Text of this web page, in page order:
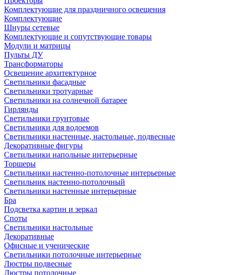
Комплектующие для праздничного освещения
Комплектующие
Шнуры сетевые
Комплектующие и сопутствующие товары
Модули и матрицы
Пульты ДУ
Трансформаторы
Освещение архитектурное
Светильники фасадные
Светильники тротуарные
Светильники на солнечной батарее
Гирлянды
Светильники грунтовые
Светильники для водоемов
Светильники настенные, настольные, подвесные
Декоративные фигуры
Светильники напольные интерьерные
Торшеры
Светильники настенно-потолочные интерьерные
Светильник настенно-потолочный
Светильники настенные интерьерные
Бра
Подсветка картин и зеркал
Споты
Светильники настольные
Декоративные
Офисные и ученические
Светильники потолочные интерьерные
Люстры подвесные
Люстры потолочные